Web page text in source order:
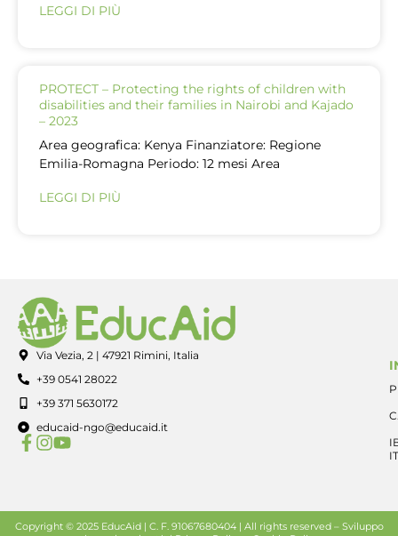
LEGGI DI PIÙ
PROTECT – Protecting the rights of children with
disabilities and their families in Nairobi and Kajado
– 2023
Area geografica: Kenya Finanziatore: Regione
Emilia-Romagna Periodo: 12 mesi Area
LEGGI DI PIÙ
Via Vezia, 2 | 47921 Rimini, Italia
+39 0541 28022
+39 371 5630172
educaid-ngo@educaid.it
Copyright © 2025 EducAid | C. F. 91067680404 | All rights reserved – Sviluppo